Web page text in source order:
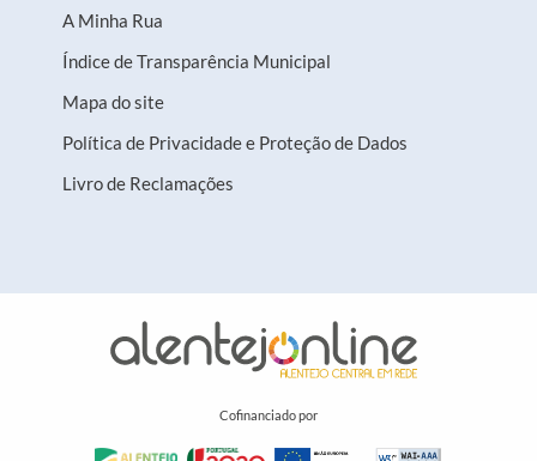
A Minha Rua
Índice de Transparência Municipal
Mapa do site
Política de Privacidade e Proteção de Dados
Livro de Reclamações
Cofinanciado por